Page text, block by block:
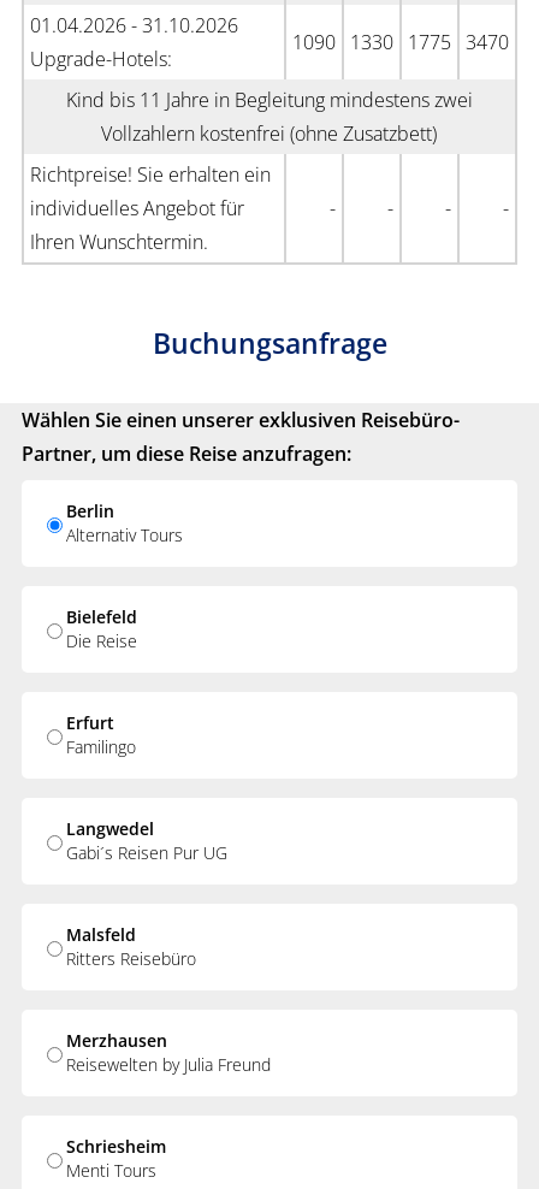
01.04.2026 - 31.10.2026
Upgrade-Hotels:
1090 1330 1775 3470
Kind bis 11 Jahre in Begleitung mindestens zwei
Vollzahlern kostenfrei (ohne Zusatzbett)
Richtpreise! Sie erhalten ein
individuelles Angebot für
Ihren Wunschtermin.
- - - -
Buchungsanfrage
Wählen Sie einen unserer exklusiven Reisebüro-
Partner, um diese Reise anzufragen:
Berlin
Alternativ Tours
Bielefeld
Die Reise
Erfurt
Familingo
Langwedel
Gabi´s Reisen Pur UG
Malsfeld
Ritters Reisebüro
Merzhausen
Reisewelten by Julia Freund
Schriesheim
Menti Tours